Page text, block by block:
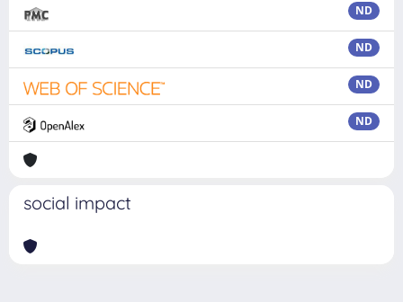
ND
ND
ND
ND
social impact